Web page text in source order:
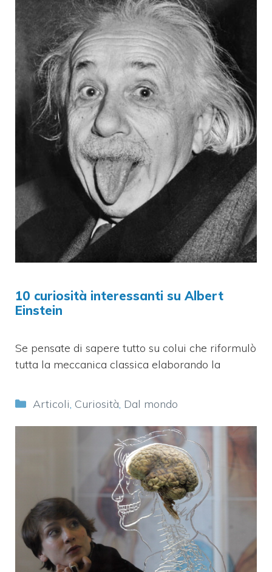
10 curiosità interessanti su Albert
Einstein
Se pensate di sapere tutto su colui che riformulò
tutta la meccanica classica elaborando la
Categorie
Articoli Curiosità Dal mondo